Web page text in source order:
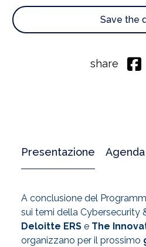
Save the
share
Presentazione Agenda
A conclusione del
sui temi della Cybersecurity
Deloitte ERS e The
organizzano per il prossimo